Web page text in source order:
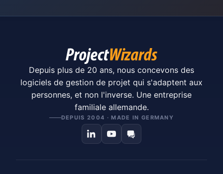
Depuis plus de 20 ans, nous concevons des
logiciels de gestion de projet qui s'adaptent aux
personnes, et non l'inverse. Une entreprise
familiale allemande.
DEPUIS 2004 · MADE IN GERMANY